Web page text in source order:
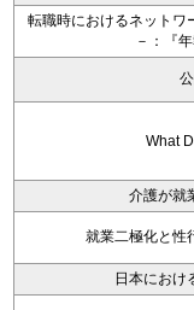
転職時におけるネットワ
－：『
What
介護が就
就業二極化と性
日本におけ